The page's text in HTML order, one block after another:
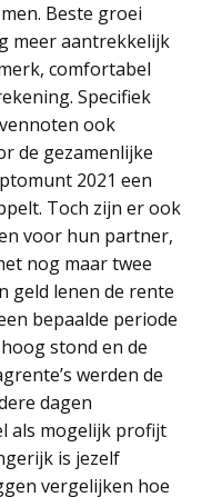
Beste groei
meer aantrekkelijk
comfortabel
Specifiek
ook
de gezamenlijke
2021 een
Toch zijn er ook
voor hun partner,
nog maar twee
geld lenen de rente
bepaalde periode
stond en de
werden de
dagen
als mogelijk profijt
is jezelf
vergelijken hoe